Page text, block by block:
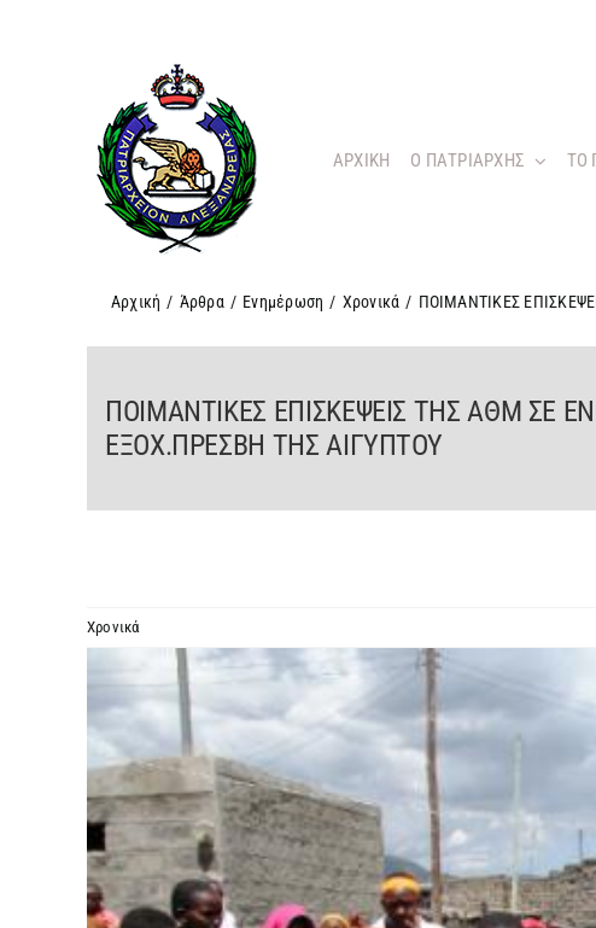
ΑΡΧΙΚΗ O ΠΑΤΡΙΑΡΧΗΣ ΤΟ
Αρχική / Άρθρα / Ενημέρωση / Χρονικά / ΠΟΙΜΑΝΤΙΚΕΣ
ΠΟΙΜΑΝΤΙΚΕΣ ΕΠΙΣΚΕΨΕΙΣ ΤΗΣ ΑΘΜ ΣΕ
ΕΞΟΧ.ΠΡΕΣΒΗ ΤΗΣ ΑΙΓΥΠΤΟΥ
Χρονικά
μεγαλύτερης
εικόνας